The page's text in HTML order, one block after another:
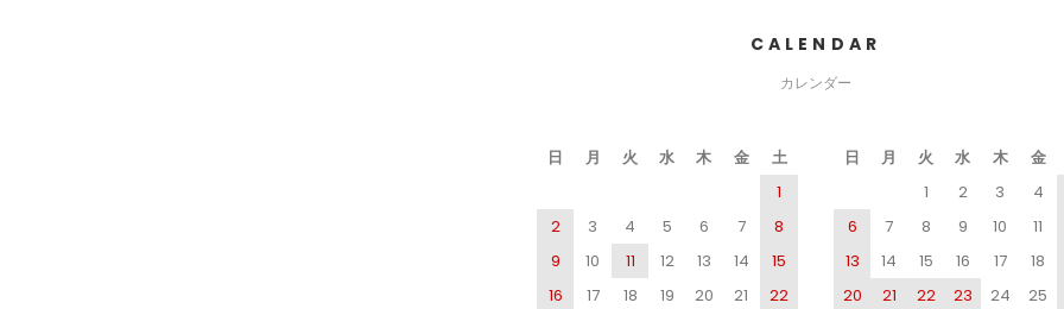
CALENDAR
カレンダー
日 月 火 水 木 金
土
1
2
3 4 5 6 7
8
9
10 11 12 13 14
15
16
17 18 19 20 21
22
日 月 火 水 木
金
1
2 3
4
6
7 8 9 10
11
13
14 15 16 17
18
20
21 22 23 24
25